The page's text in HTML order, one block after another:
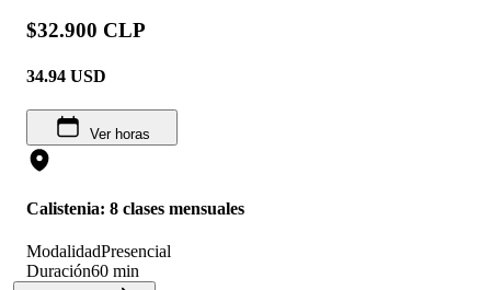
$32.900 CLP
34.94 USD
Ver horas
Calistenia: 8 clases mensuales
ModalidadPresencial
Duración60 min